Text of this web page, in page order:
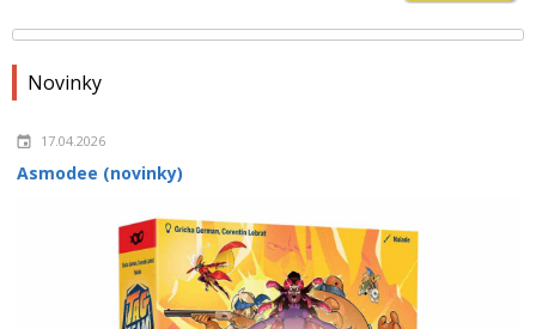
Novinky
17.04.2026
Asmodee (novinky)